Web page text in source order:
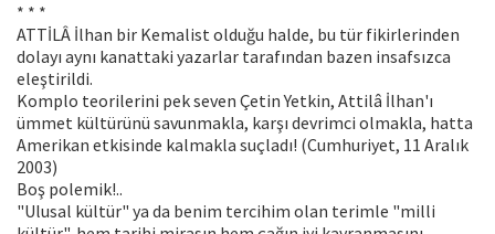
* * *
ATTİLÂ İlhan bir Kemalist olduğu halde, bu tür fikirlerinden
dolayı aynı kanattaki yazarlar tarafından bazen insafsızca
eleştirildi.
Komplo teorilerini pek seven Çetin Yetkin, Attilâ İlhan'ı
ümmet kültürünü savunmakla, karşı devrimci olmakla, hatta
Amerikan etkisinde kalmakla suçladı! (Cumhuriyet, 11 Aralık
2003)
Boş polemik!..
"Ulusal kültür" ya da benim tercihim olan terimle "milli